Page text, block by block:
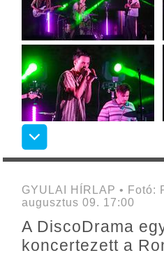
GYULAI HÍRLAP • Fotó:
augusztus 09. 17:00
A DiscoDrama
koncertezett a